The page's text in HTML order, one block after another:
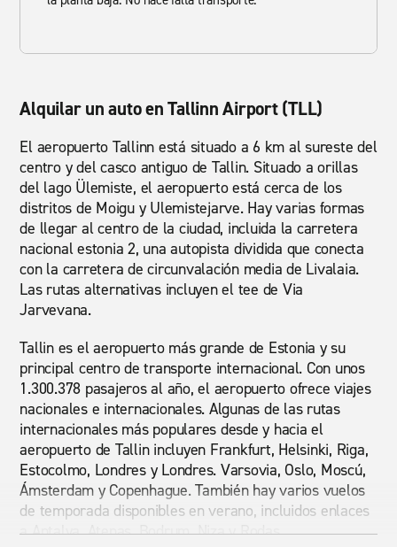
Alquilar un auto en Tallinn Airport (TLL)
El aeropuerto Tallinn está situado a 6 km al sureste del
centro y del casco antiguo de Tallin. Situado a orillas
del lago Ülemiste, el aeropuerto está cerca de los
distritos de Moigu y Ulemistejarve. Hay varias formas
de llegar al centro de la ciudad, incluida la carretera
nacional estonia 2, una autopista dividida que conecta
con la carretera de circunvalación media de Livalaia.
Las rutas alternativas incluyen el tee de Via
Jarvevana.
Tallin es el aeropuerto más grande de Estonia y su
principal centro de transporte internacional. Con unos
1.300.378 pasajeros al año, el aeropuerto ofrece viajes
nacionales e internacionales. Algunas de las rutas
internacionales más populares desde y hacia el
aeropuerto de Tallin incluyen Frankfurt, Helsinki, Riga,
Estocolmo, Londres y Londres. Varsovia, Oslo, Moscú,
Ámsterdam y Copenhague. También hay varios vuelos
de temporada disponibles en verano, incluidos enlaces
a Antalya, Atenas, Bodrum, Niza y Rodas.